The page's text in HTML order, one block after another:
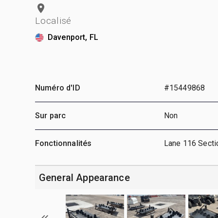
Localisé
Davenport, FL
Numéro d'ID #15449868
Sur parc Non
Fonctionnalités Lane 116
General Appearance